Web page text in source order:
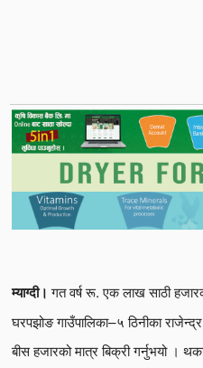
म्याग्दी। गत वर्ष रू. एक लाख साठी
घरपझोङ गाउँपालिका–५ ठिनीका
बीस हजारको मात्र बिक्री गर्नुभयो ।